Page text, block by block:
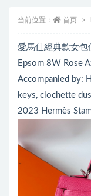
当前位置： 首页
愛馬仕經典款女包
Epsom 8W Rose
Accompanied by:
keys, clochette
2023 Hermès